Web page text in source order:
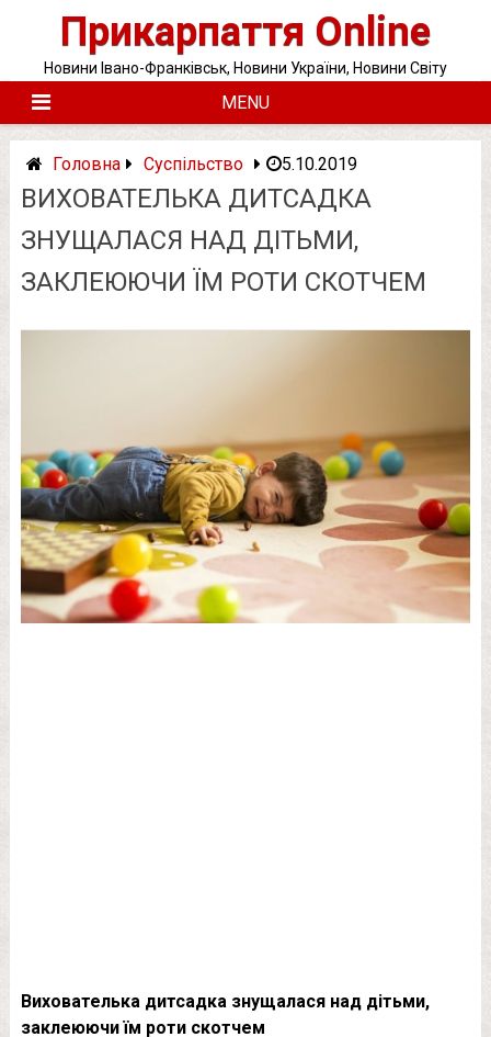
Прикарпаття Online
Новини Івано-Франківськ, Новини України, Новини Світу
MENU
Головна Суспільство 5.10.2019
ВИХОВАТЕЛЬКА ДИТСАДКА
ЗНУЩАЛАСЯ НАД ДІТЬМИ,
ЗАКЛЕЮЮЧИ ЇМ РОТИ СКОТЧЕМ
Вихователька дитсадка знущалася над дітьми,
заклеюючи їм роти скотчем